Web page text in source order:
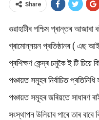
Share
গুৱাহাটীৰ পশ্চিম প্ৰান্তৰ
গ্ৰামোন্নয়ন প্ৰতিষ্ঠানৰ ( এছ
প্ৰশিক্ষণ কেন্দ্ৰ চমুকৈ ই টি চিয়ে
পঞ্চায়ত সমূহৰ নিৰ্বাচিত
পঞ্চায়ত সমূহৰ জৰিয়তে সাধাৰণ
সংস্থাপন উলিয়াব পাৰে তাৰ